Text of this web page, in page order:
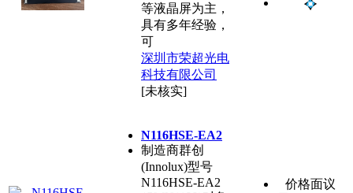
等液晶屏为主，
具有多年经验，
可
深圳市荣超光电
科技有限公司
[未核实]
N116HSE-EA2
制造商群创
(Innolux)型号
N116HSE-EA2
价格面议